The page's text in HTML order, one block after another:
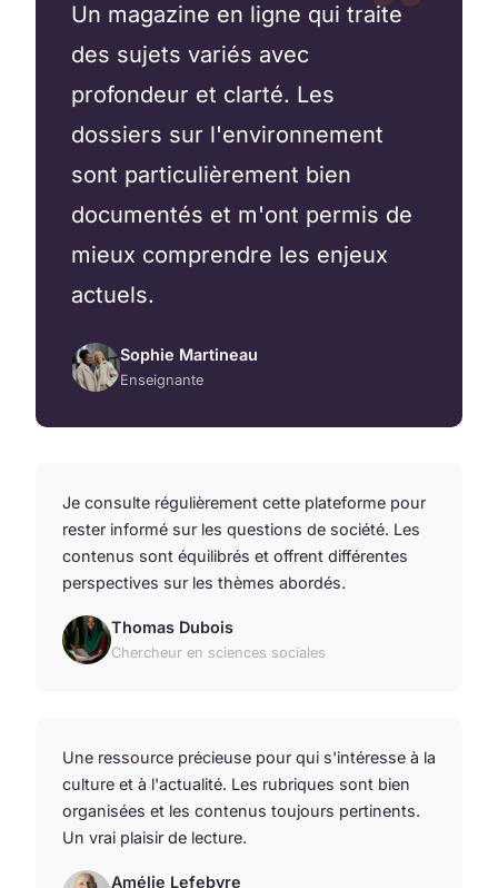
Un magazine en ligne qui traite
des sujets variés avec
profondeur et clarté. Les
dossiers sur l'environnement
sont particulièrement bien
documentés et m'ont permis de
mieux comprendre les enjeux
actuels.
Sophie Martineau
Enseignante
Je consulte régulièrement cette plateforme pour
rester informé sur les questions de société. Les
contenus sont équilibrés et offrent différentes
perspectives sur les thèmes abordés.
Thomas Dubois
Chercheur en sciences sociales
Une ressource précieuse pour qui s'intéresse à la
culture et à l'actualité. Les rubriques sont bien
organisées et les contenus toujours pertinents.
Un vrai plaisir de lecture.
Amélie Lefebvre